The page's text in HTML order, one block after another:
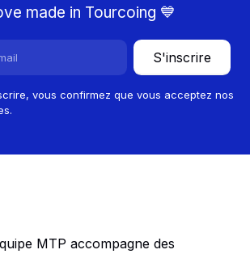
made in Tourcoing 💙
S'inscrire
vous confirmez que vous acceptez nos
MTP accompagne des